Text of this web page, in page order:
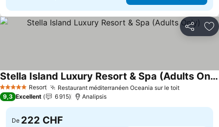
Partager
5 Étoiles Resort Restaurant méditerranéen Oceania sur le toitConsulter
Stella Island Luxury Resort & Spa (Adults Only)
Consulter les prix
9,3 Excellent 6 915 Analipsis
De 222 CHF